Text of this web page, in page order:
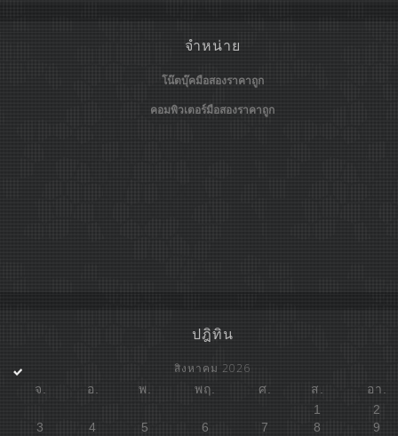
จำหน่าย
โน๊ตบุ๊คมือสองราคาถูก
คอมพิวเตอร์มือสองราคาถูก
ปฎิทิน
สิงหาคม 2026
จ. อ. พ. พฤ. ศ. ส.
อา.
1
2
3
4 5 6 7 8
9